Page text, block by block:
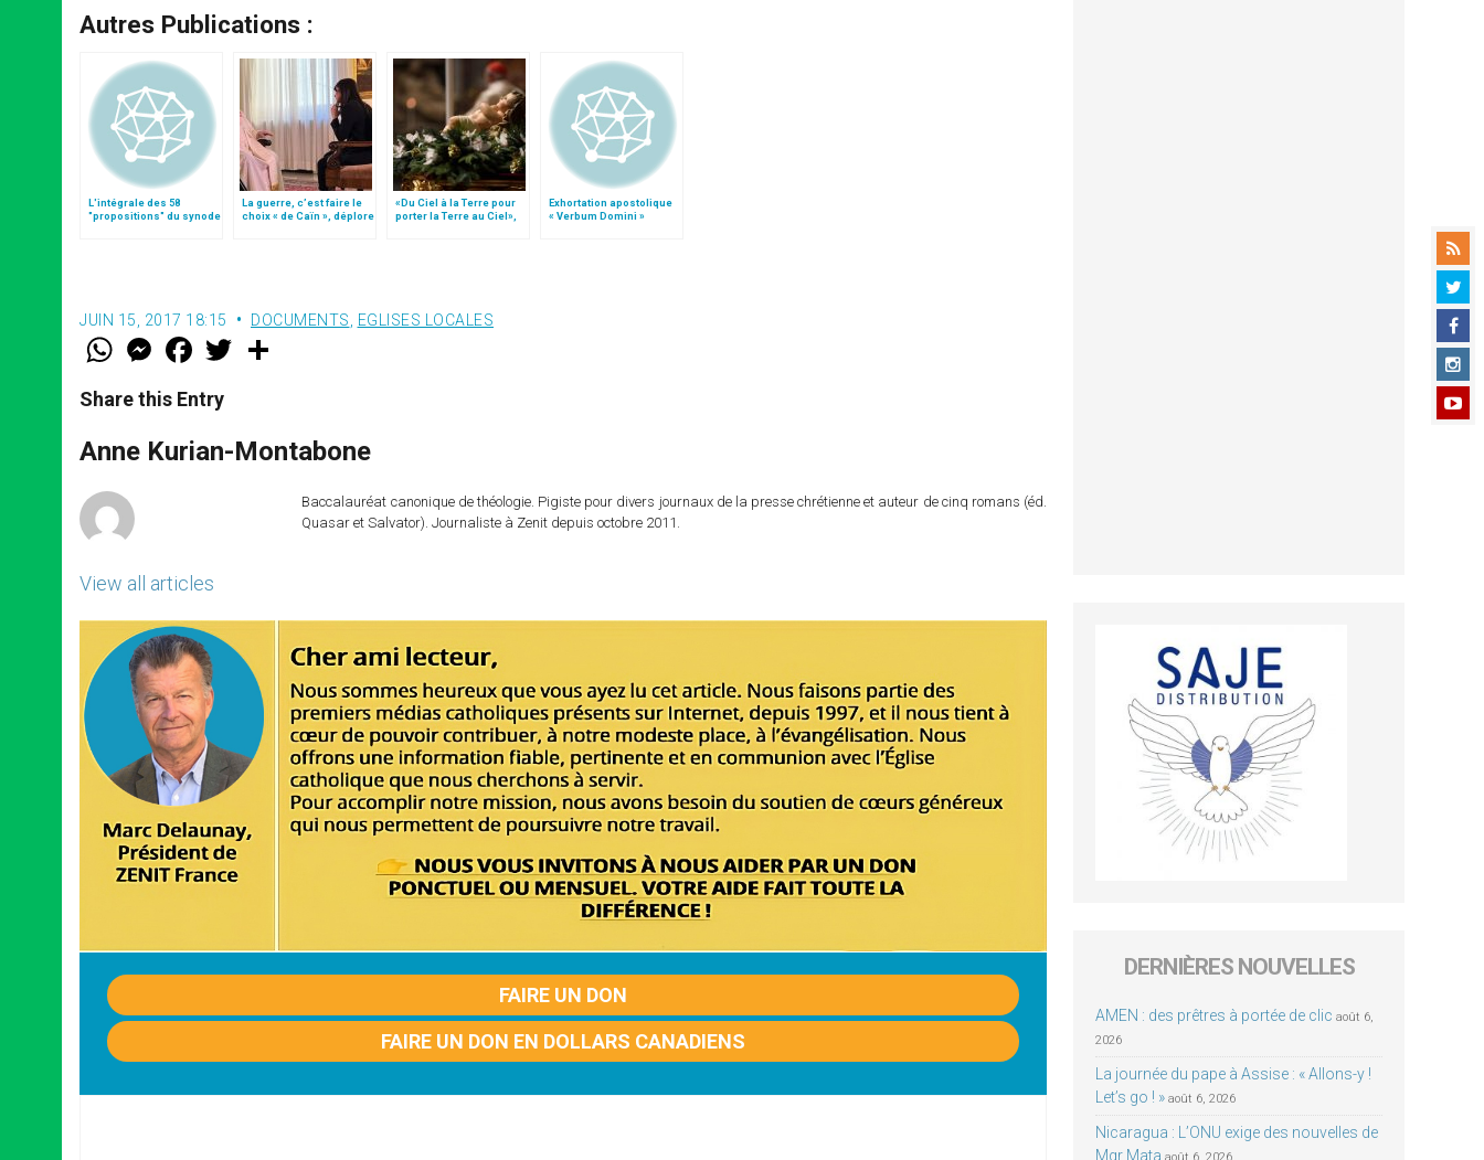
Autres Publications :
L'intégrale des 58
"propositions" du synode
La guerre, c’est faire le
choix « de Caïn », déplore
«Du Ciel à la Terre pour
porter la Terre au Ciel»,
Exhortation apostolique
« Verbum Domini »
JUIN 15, 2017 18:15 DOCUMENTS EGLISES LOCALES
W
t
s
p
p
M
e
s
e
g
e
F
a
e
b
o
k
w
r
Share this Entry
Anne Kurian-Montabone
View all articles
Baccalauréat canonique de théologie. Pigiste pour divers journaux de la presse chrétienne et auteur de cinq romans (éd.
Quasar et Salvator). Journaliste à Zenit depuis octobre 2011.
FAIRE UN DON
FAIRE UN DON EN DOLLARS CANADIENS
DERNIÈRES NOUVELLES
AMEN : des prêtres à portée de clic août 6,
2026
La journée du pape à Assise : « Allons-y !
Let’s go ! » août 6, 2026
Nicaragua : L’ONU exige des nouvelles de
Mgr Mata